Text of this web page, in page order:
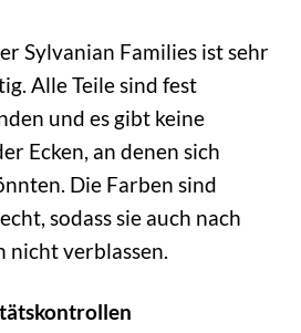
Sylvanian Families ist sehr
Alle Teile sind fest
und es gibt keine
Ecken, an denen sich
Die Farben sind
sodass sie auch nach
nicht verblassen.